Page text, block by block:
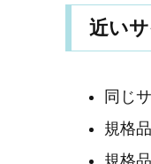
近い
同じ
規格
規格